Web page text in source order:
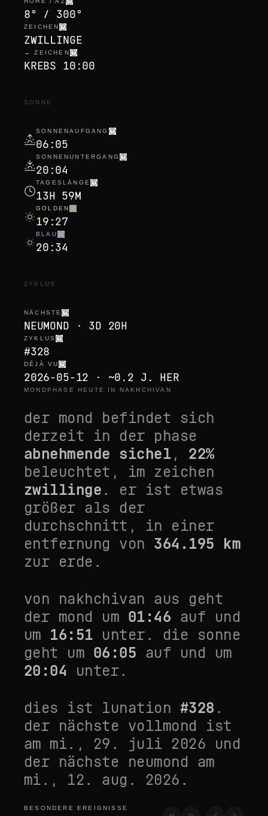
8° / 300°
ZEICHEN
ZWILLINGE
→ ZEICHEN
KREBS 10:00
SONNE
SONNENAUFGANG
06:05
SONNENUNTERGANG
20:04
TAGESLÄNGE
13H 59M
GOLDEN
19:27
BLAU
20:34
ZYKLUS
NÄCHSTE
NEUMOND · 3D 20H
ZYKLUS
#328
DÉJÀ VU
2026-05-12 · ~0.2 J. HER
MONDPHASE HEUTE IN NAKHCHIVAN
der mond befindet sich
derzeit in der phase
abnehmende sichel, 22%
beleuchtet, im zeichen
zwillinge. er ist etwas
größer als der
durchschnitt , in einer
entfernung von 364.195 km
zur erde.
von nakhchivan aus geht
der mond um 01:46 auf und
um 16:51 unter. die sonne
geht um 06:05 auf und um
20:04 unter.
dies ist lunation #328 .
der nächste vollmond ist
am mi., 29. juli 2026 und
der nächste neumond am
mi., 12. aug. 2026 .
besondere ereignisse
BESONDERE EREIGNISSE